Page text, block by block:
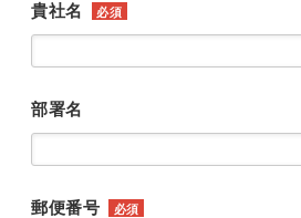
貴社名 必須
部署名
郵便番号 必須